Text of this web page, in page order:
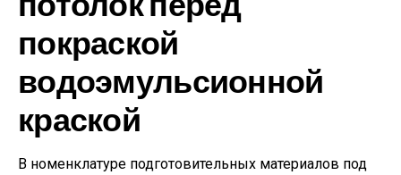
покраской
водоэмульсионной
краской
В номенклатуре подготовительных материалов под